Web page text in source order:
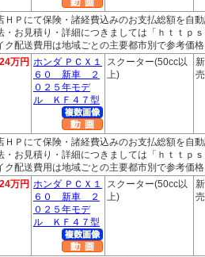
ＨＰにて保険・諸経費込みのお支払総額を自
・お見積り・詳細につきましては「ｈｔｔｐ
ク配送費用は地域ごとの主要都市別で参考価
万円 ホンダ ＰＣＸ１
６０ 新車 ２
０２５年モデ
ル ＫＦ４７型
スクーター(50cc以
上)
ＨＰにて保険・諸経費込みのお支払総額を自
・お見積り・詳細につきましては「ｈｔｔｐ
ク配送費用は地域ごとの主要都市別で参考価
万円 ホンダ ＰＣＸ１
６０ 新車 ２
０２５年モデ
ル ＫＦ４７型
スクーター(50cc以
上)